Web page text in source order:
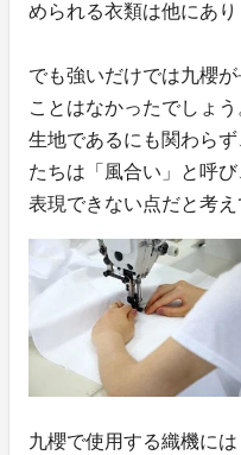
められる衣類は他にあり
でも強いだけでは九櫻
ことはなかったでしょ
生地であるにも関わら
たちは「風合い」と呼
表現できない点だと考え
九櫻で使用する織機に